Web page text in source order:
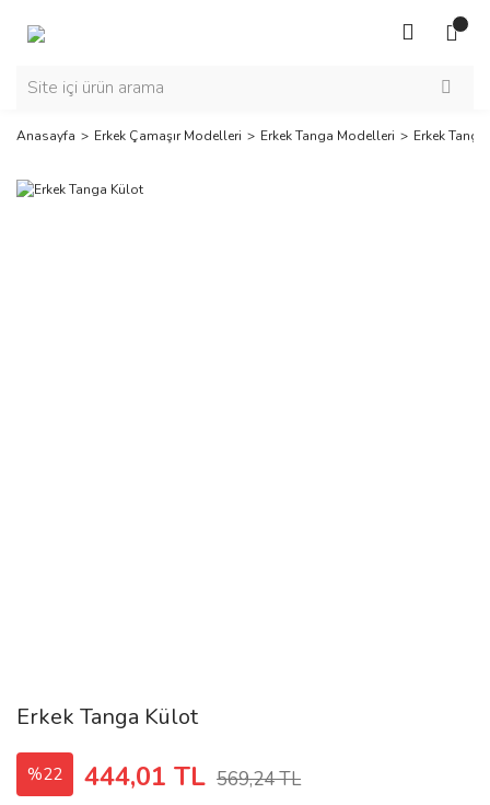
Anasayfa Erkek Çamaşır Modelleri Erkek Tanga Modelleri Erkek
Erkek Tanga Külot
%22 444,01 TL 569,24 TL